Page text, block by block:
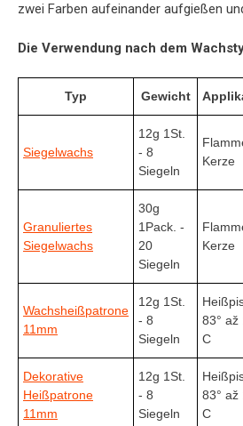
zwei Farben aufeinander aufgießen
Die Verwendung nach dem
Typ Gewicht
Siegelwachs
12g 1St.
- 8
Siegeln
Kerze
Granuliertes
Siegelwachs
30g
1Pack. -
20
Siegeln
Kerze
Wachsheißpatrone
11mm
12g 1St.
- 8
Siegeln
83° až
C
Dekorative
Heißpatrone
11mm
12g 1St.
- 8
Siegeln
83° až
C